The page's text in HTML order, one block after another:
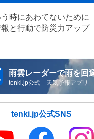
時にあわてないために
と行動で防災力アップ
雨雲レーダーで雨を回
tenki.jp公式 天気予報アプリ
tenki.jp公式SNS